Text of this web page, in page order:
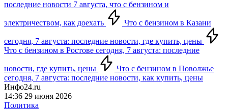
последние новости 7 августа, что с бензином и
электричеством, как доехать Что с бензином в Казани
сегодня, 7 августа: последние новости, где купить, цены
Что с бензином в Ростове сегодня, 7 августа: последние
новости, где купить, цены
Что с бензином в Поволжье
сегодня, 7 августа: последние новости, как купить, цены
Инфо24.ru
14:36 29 июня 2026
Политика